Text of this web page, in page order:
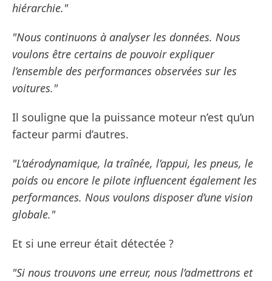
hiérarchie."
"Nous continuons à analyser les données. Nous
voulons être certains de pouvoir expliquer
l’ensemble des performances observées sur les
voitures."
Il souligne que la puissance moteur n’est qu’un
facteur parmi d’autres.
"L’aérodynamique, la traînée, l’appui, les pneus, le
poids ou encore le pilote influencent également les
performances. Nous voulons disposer d’une vision
globale."
Et si une erreur était détectée ?
"Si nous trouvons une erreur, nous l’admettrons et